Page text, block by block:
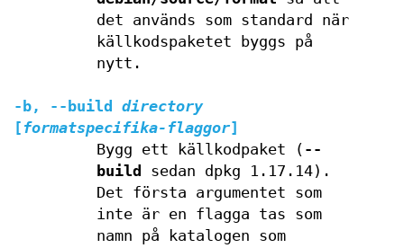
det används som standard när
källkodspaketet byggs på
nytt.
-b, --build
directory
[ formatspecifika-flaggor]
Bygg ett källkodpaket ( --
build
sedan dpkg 1.17.14).
Det första argumentet som
inte är en flagga tas som
namn på katalogen som